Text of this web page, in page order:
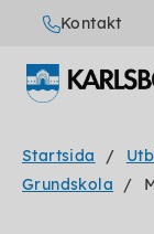
Kontakt
Startsida
Grundskola